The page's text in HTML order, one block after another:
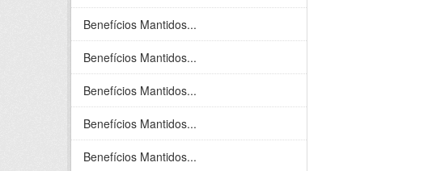
Benefícios Mantidos...
Benefícios Mantidos...
Benefícios Mantidos...
Benefícios Mantidos...
Benefícios Mantidos...